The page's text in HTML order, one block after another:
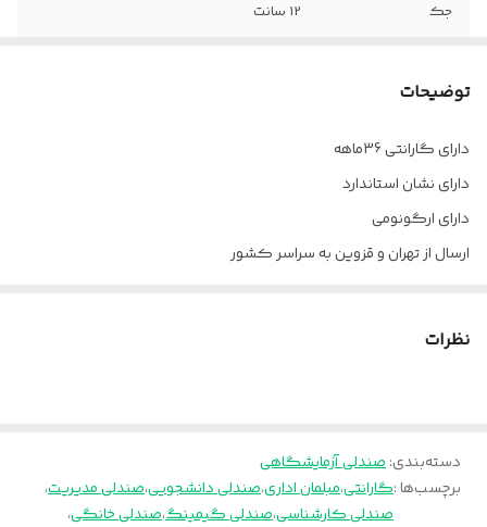
جک 12 سانت
پایه
ضمانت ۳۶ ماه
توضیحات
دارای گارانتی 36ماهه
دارای نشان استاندارد
دارای ارگونومی
ارسال از تهران و قزوین به سراسر کشور
نظرات
دسته‌بندی:صندلی آزمایشگاهی
برچسب‌ها :گارانتی،مبلمان اداری،صندلی دانشجویی،صندلی مدیریت،
صندلی کارشناسی،صندلی گیمینگ،صندلی خانگی،